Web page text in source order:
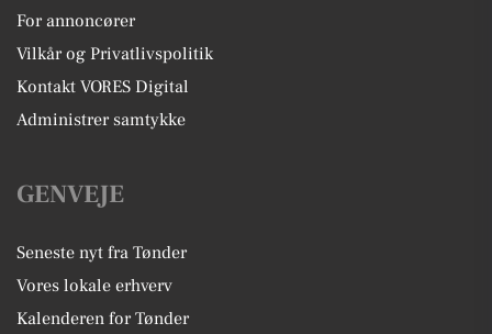
For annoncører
Vilkår og Privatlivspolitik
Kontakt VORES Digital
Administrer samtykke
GENVEJE
Seneste nyt fra Tønder
Vores lokale erhverv
Kalenderen for Tønder